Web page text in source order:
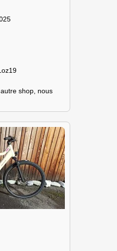
shop, nous